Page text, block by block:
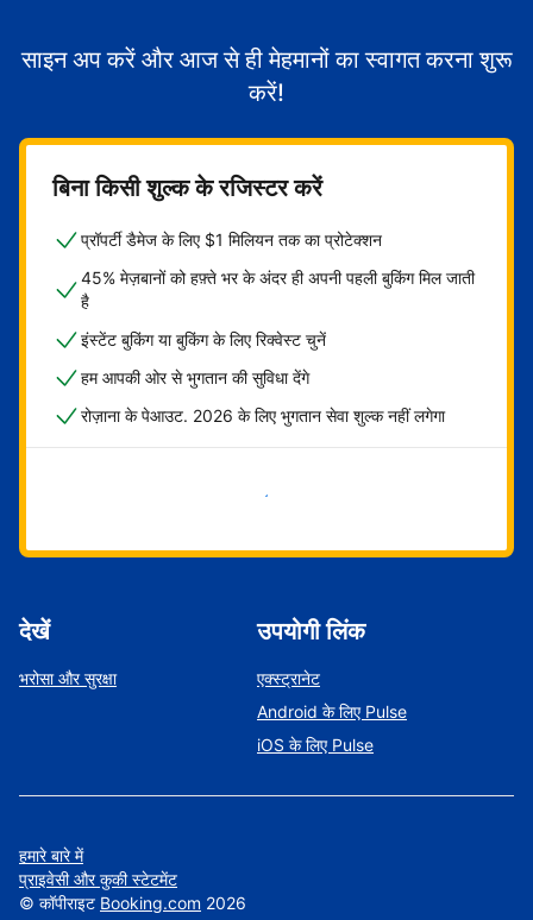
साइन अप करें और आज से ही मेहमानों का स्वागत करना शुरू
करें!
बिना किसी शुल्क के रजिस्टर करें
प्रॉपर्टी डैमेज के लिए $1 मिलियन तक का प्रोटेक्शन
45% मेज़बानों को हफ़्ते भर के अंदर ही अपनी पहली बुकिंग मिल जाती
है
इंस्टेंट बुकिंग या बुकिंग के लिए रिक्वेस्ट चुनें
हम आपकी ओर से भुगतान की सुविधा देंगे
रोज़ाना के पेआउट. 2026 के लिए भुगतान सेवा शुल्क नहीं लगेगा
अभी शुरू करें
देखें
भरोसा और सुरक्षा
उपयोगी लिंक
एक्स्ट्रानेट
Android के लिए Pulse
iOS के लिए Pulse
हमारे बारे में
प्राइवेसी और कुकी स्टेटमेंट
© कॉपीराइट Booking.com 2026